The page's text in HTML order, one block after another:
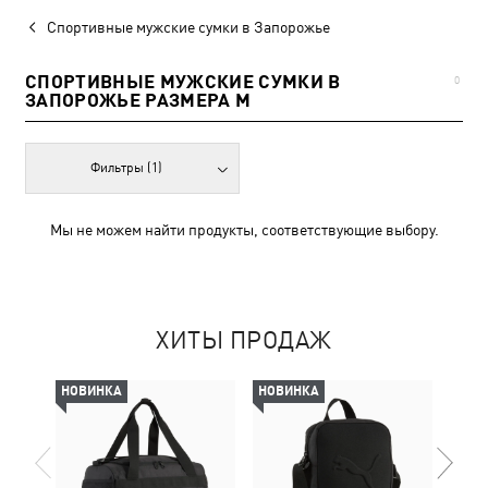
Спортивные мужские сумки в Запорожье
СПОРТИВНЫЕ МУЖСКИЕ СУМКИ В
ЗАПОРОЖЬЕ РАЗМЕРА M
0
Фильтры (1)
Мы не можем найти продукты, соответствующие выбору.
ХИТЫ ПРОДАЖ
НОВИНКА НОВИНКА